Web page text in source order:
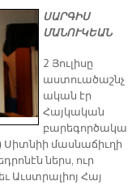
ՍԱՐԳԻՍ
ՄԱՆՈՒԿԵԱՆ
2 Յուլիսը
աստուածաշնչ
ական էր
Հայկական
բարեգործակա
Սիտնիի մասնաճիւղի
ներս, ուր
Աւստրալիոյ Հայ